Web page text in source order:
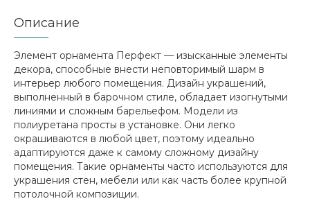
Описание
Элемент орнамента Перфект — изысканные элементы
декора, способные внести неповторимый шарм в
интерьер любого помещения. Дизайн украшений,
выполненный в барочном стиле, обладает изогнутыми
линиями и сложным барельефом. Модели из
полиуретана просты в установке. Они легко
окрашиваются в любой цвет, поэтому идеально
адаптируются даже к самому сложному дизайну
помещения. Такие орнаменты часто используются для
украшения стен, мебели или как часть более крупной
потолочной композиции.